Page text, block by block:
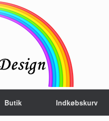
Butik Indkøbskurv